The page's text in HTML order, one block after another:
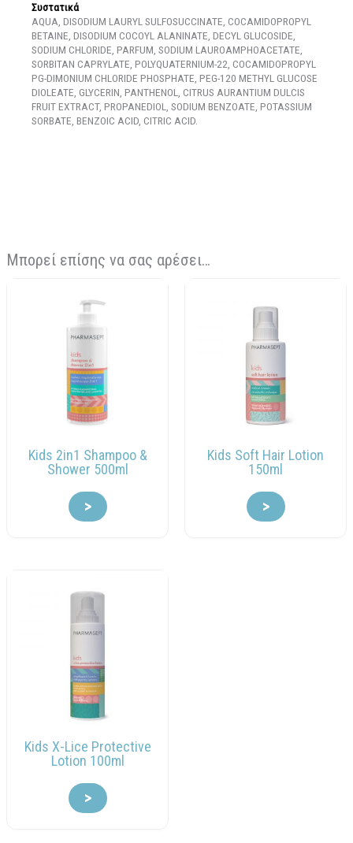
Συστατικά
AQUA, DISODIUM LAURYL SULFOSUCCINATE, COCAMIDOPROPYL
BETAINE, DISODIUM COCOYL ALANINATE, DECYL GLUCOSIDE,
SODIUM CHLORIDE, PARFUM, SODIUM LAUROAMPHOACETATE,
SORBITAN CAPRYLATE, POLYQUATERNIUM-22, COCAMIDOPROPYL
PG-DIMONIUM CHLORIDE PHOSPHATE, PEG-120 METHYL GLUCOSE
DIOLEATE, GLYCERIN, PANTHENOL, CITRUS AURANTIUM DULCIS
FRUIT EXTRACT, PROPANEDIOL, SODIUM BENZOATE, POTASSIUM
SORBATE, BENZOIC ACID, CITRIC ACID.
Μπορεί επίσης να σας αρέσει…
Kids 2in1 Shampoo &
Shower 500ml
>
Kids Soft Hair Lotion
150ml
>
Kids X-Lice Protective
Lotion 100ml
>